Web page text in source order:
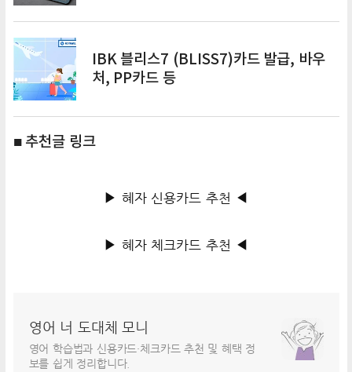
IBK 블리스7 (BLISS7)카드 발급, 바우
처, PP카드 등
■ 추천글 링크
▶ 혜자 신용카드 추천 ◀
▶ 혜자 체크카드 추천 ◀
영어 너 도대체 모니
영어 학습법과 신용카드·체크카드 추천 및 혜택 정
보를 쉽게 정리합니다.